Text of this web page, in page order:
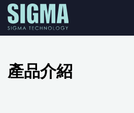
產品介紹